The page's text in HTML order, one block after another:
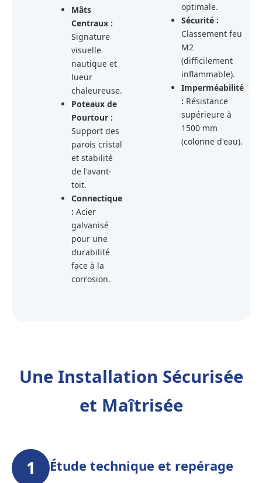
Mâts
Centraux :
Signature
visuelle
nautique et
lueur
chaleureuse.
Poteaux de
Pourtour :
Support des
parois cristal
et stabilité
de l'avant-
toit.
Connectique
: Acier
galvanisé
pour une
durabilité
face à la
corrosion.
optimale.
Sécurité :
Classement feu
M2
(difficilement
inflammable).
Imperméabilité
: Résistance
supérieure à
1500 mm
(colonne d'eau).
Une Installation Sécurisée
et Maîtrisée
1
Étude technique et repérage